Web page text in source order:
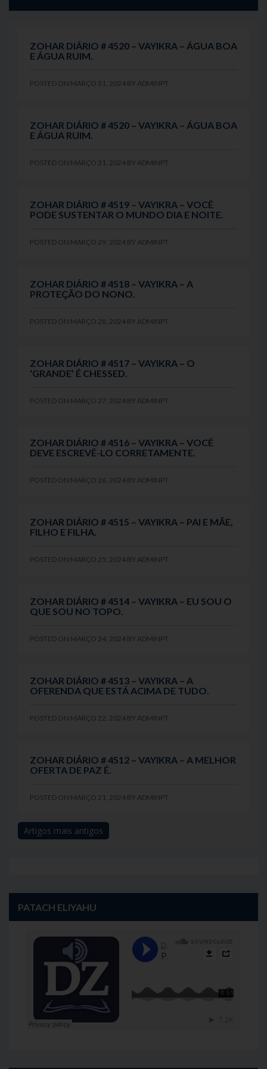
ZOHAR DIÁRIO # 4520 – VAYIKRA – ÁGUA BOA
E ÁGUA RUIM.
POSTED ON MARÇO 31, 2024 BY ADMINPT
ZOHAR DIÁRIO # 4520 – VAYIKRA – ÁGUA BOA
E ÁGUA RUIM.
POSTED ON MARÇO 31, 2024 BY ADMINPT
ZOHAR DIÁRIO # 4519 – VAYIKRA – VOCÊ
PODE SUSTENTAR O MUNDO DIA E NOITE.
POSTED ON MARÇO 29, 2024 BY ADMINPT
ZOHAR DIÁRIO # 4518 – VAYIKRA – A
PROTEÇÃO DO NONO.
POSTED ON MARÇO 28, 2024 BY ADMINPT
ZOHAR DIÁRIO # 4517 – VAYIKRA – O
‘GRANDE’ É CHESSED.
POSTED ON MARÇO 27, 2024 BY ADMINPT
ZOHAR DIÁRIO # 4516 – VAYIKRA – VOCÊ
DEVE ESCREVÊ-LO CORRETAMENTE.
POSTED ON MARÇO 26, 2024 BY ADMINPT
ZOHAR DIÁRIO # 4515 – VAYIKRA – PAI E MÃE,
FILHO E FILHA.
POSTED ON MARÇO 25, 2024 BY ADMINPT
ZOHAR DIÁRIO # 4514 – VAYIKRA – EU SOU O
QUE SOU NO TOPO.
POSTED ON MARÇO 24, 2024 BY ADMINPT
ZOHAR DIÁRIO # 4513 – VAYIKRA – A
OFERENDA QUE ESTÁ ACIMA DE TUDO.
POSTED ON MARÇO 22, 2024 BY ADMINPT
ZOHAR DIÁRIO # 4512 – VAYIKRA – A MELHOR
OFERTA DE PAZ É.
POSTED ON MARÇO 21, 2024 BY ADMINPT
Navegação
Artigos mais antigos
PATACH ELIYAHU